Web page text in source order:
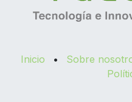
Inicio • Sobre